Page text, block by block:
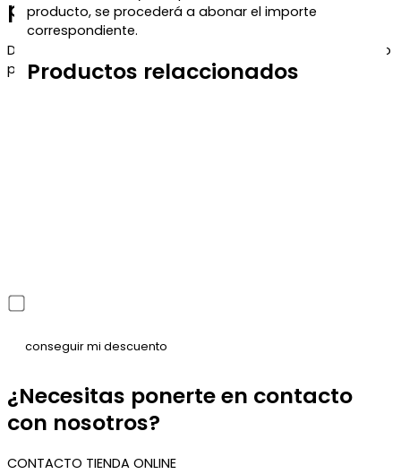
producto, se procederá a abonar el importe
correspondiente.
Productos relaccionados
para tu próxima compra
Déjanos tu correo y te enviaremos el código de descuento
para que puedas aprovecharlo en tu próximo pedido.
¿Necesitas ponerte en contacto
con nosotros?
CONTACTO TIENDA ONLINE